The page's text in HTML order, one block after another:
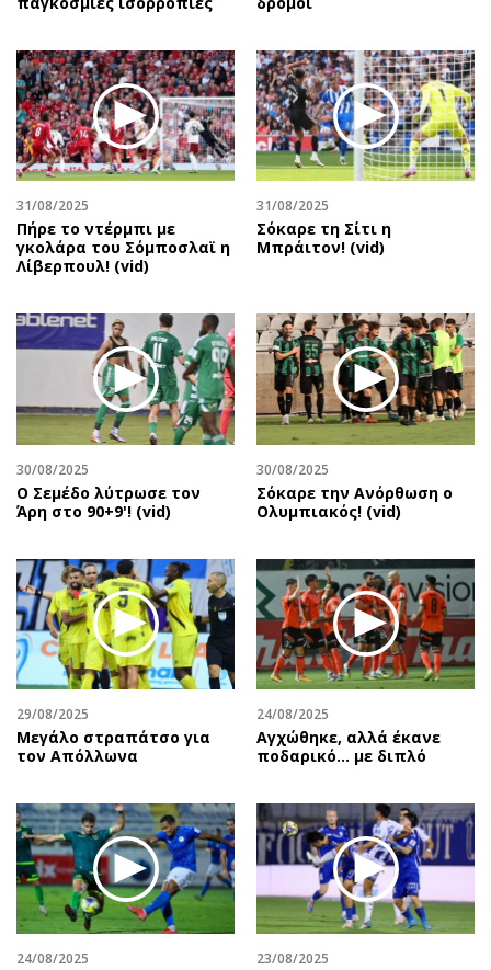
31/08/2025
Πήρε το ντέρμπι με
γκολάρα του Σόμποσλαϊ η
Λίβερπουλ! (vid)
31/08/2025
Σόκαρε τη Σίτι η
Μπράιτον! (vid)
30/08/2025
Ο Σεμέδο λύτρωσε τον
Άρη στο 90+9'! (vid)
30/08/2025
Σόκαρε την Ανόρθωση ο
Ολυμπιακός! (vid)
29/08/2025
Μεγάλο στραπάτσο για
τον Απόλλωνα
24/08/2025
Αγχώθηκε, αλλά έκανε
ποδαρικό… με διπλό
24/08/2025 23/08/2025